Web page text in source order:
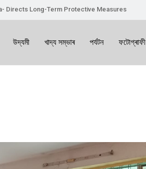
Directs Long-Term Protective Measures
উদ্যমী খাদ্য সম্ভাৰ পৰ্যটন ফটোগ্ৰাফী